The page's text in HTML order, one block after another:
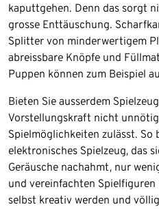
kaputtgehen. Denn das sorgt
grosse Enttäuschung.
Splitter von minderwertigem
abreissbare Knöpfe und
Puppen können zum Beispiel
Bieten Sie ausserdem
Vorstellungskraft nicht
Spielmöglichkeiten zulässt. So
elektronisches Spielzeug, das
Geräusche nachahmt, nur
und vereinfachten Spielfiguren
selbst kreativ werden und